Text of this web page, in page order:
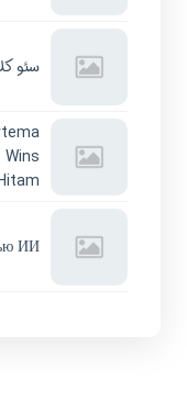
سئو
ИИ